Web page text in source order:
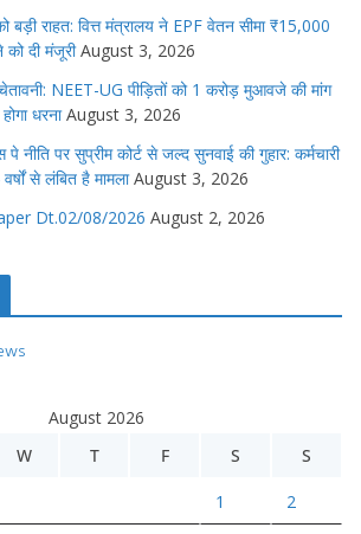
बड़ी राहत: वित्त मंत्रालय ने EPF वेतन सीमा ₹15,000
दी मंजूरी August 3, 2026
NEET-UG पीड़ितों को 1 करोड़ मुआवजे की मांग
धरना August 3, 2026
नीति पर सुप्रीम कोर्ट से जल्द सुनवाई की गुहार: कर्मचारी
से लंबित है मामला August 3, 2026
Dt.02/08/2026 August 2, 2026
August 2026
W T F S S
1 2